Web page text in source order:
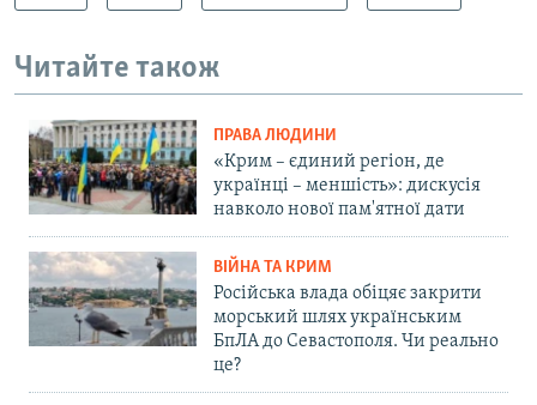
Читайте також
ПРАВА ЛЮДИНИ
«Крим – єдиний регіон, де
українці – меншість»: дискусія
навколо нової пам'ятної дати
ВІЙНА ТА КРИМ
Російська влада обіцяє закрити
морський шлях українським
БпЛА до Севастополя. Чи реально
це?